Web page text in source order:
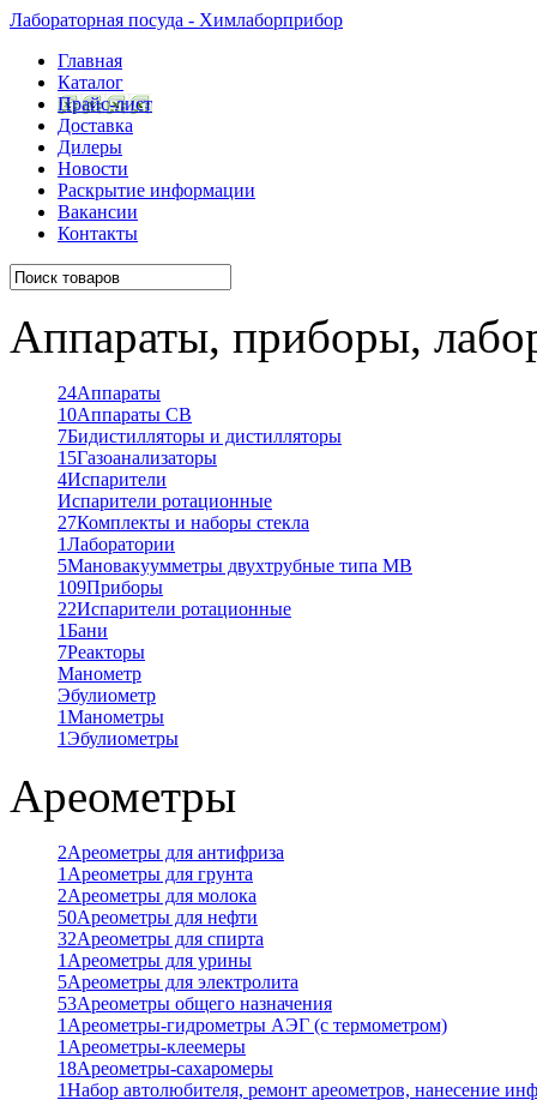
Лабораторная посуда - Химлаборприбор
Главная
Каталог
Прайс-лист
Доставка
Дилеры
Новости
Раскрытие информации
Вакансии
Контакты
Аппараты, приборы,
24Аппараты
10Аппараты СВ
7Бидистилляторы и дистилляторы
15Газоанализаторы
4Испарители
Испарители ротационные
27Комплекты и наборы стекла
1Лаборатории
5Мановакуумметры двухтрубные типа МВ
109Приборы
22Испарители ротационные
1Бани
7Реакторы
Манометр
Эбулиометр
1Манометры
1Эбулиометры
Ареометры
2Ареометры для антифриза
1 Ареометры для грунта
2Ареометры для молока
50Ареометры для нефти
32Ареометры для спирта
1 Ареометры для урины
5Ареометры для электролита
53Ареометры общего назначения
1 Ареометры-гидрометры АЭГ (с термометром)
1 Ареометры-клеемеры
18Ареометры-сахаромеры
1Набор автолюбителя, ремонт ареометров, нанесение